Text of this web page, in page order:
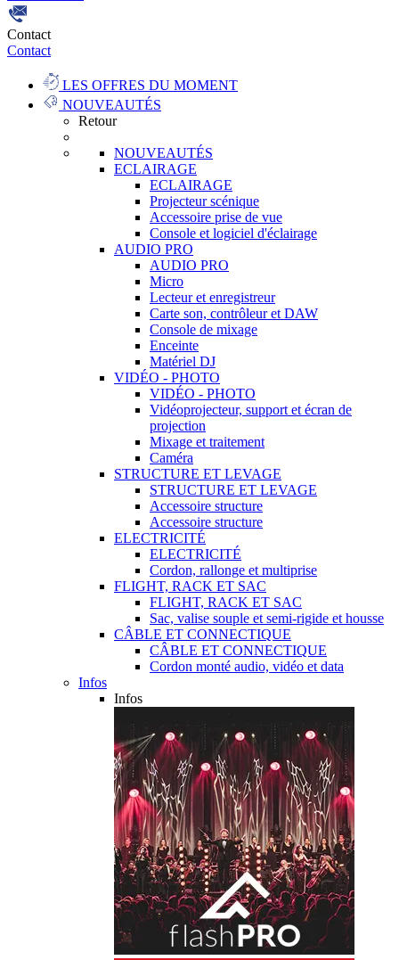
Contact
Contact
LES OFFRES DU MOMENT
NOUVEAUTÉS
Retour
NOUVEAUTÉS
ECLAIRAGE
ECLAIRAGE
Projecteur scénique
Accessoire prise de vue
Console et logiciel d'éclairage
AUDIO PRO
AUDIO PRO
Micro
Lecteur et enregistreur
Carte son, contrôleur et DAW
Console de mixage
Enceinte
Matériel DJ
VIDÉO - PHOTO
VIDÉO - PHOTO
Vidéoprojecteur, support et écran de
projection
Mixage et traitement
Caméra
STRUCTURE ET LEVAGE
STRUCTURE ET LEVAGE
Accessoire structure
Accessoire structure
ELECTRICITÉ
ELECTRICITÉ
Cordon, rallonge et multiprise
FLIGHT, RACK ET SAC
FLIGHT, RACK ET SAC
Sac, valise souple et semi-rigide et housse
CÂBLE ET CONNECTIQUE
CÂBLE ET CONNECTIQUE
Cordon monté audio, vidéo et data
Infos
Infos